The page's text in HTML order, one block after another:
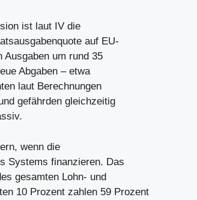
ist laut IV die
auf EU-
um rund 35
Abgaben – etwa
laut Berechnungen
gefährden gleichzeitig
wenn die
Systems finanzieren. Das
gesamten Lohn- und
10 Prozent zahlen 59 Prozent